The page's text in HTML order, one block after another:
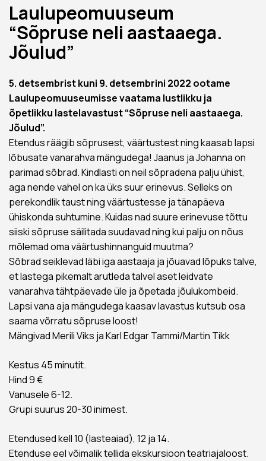
Laulupeomuuseum
“Sõpruse neli aastaaega.
Jõulud”
5. detsembrist kuni 9. detsembrini 2022 ootame
Laulupeomuuseumisse vaatama lustlikku ja
õpetlikku lastelavastust “Sõpruse neli aastaaega.
Jõulud”.
Etendus räägib sõprusest, väärtustest ning kaasab lapsi
lõbusate vanarahva mängudega! Jaanus ja Johanna on
parimad sõbrad. Kindlasti on neil sõpradena palju ühist,
aga nende vahel on ka üks suur erinevus. Selleks on
perekondlik taust ning väärtustesse ja tänapäeva
ühiskonda suhtumine. Kuidas nad suure erinevuse tõttu
siiski sõpruse säilitada suudavad ning kui palju on nõus
mõlemad oma väärtushinnanguid muutma?
Sõbrad seiklevad läbi iga aastaaja ja jõuavad lõpuks talve,
et lastega pikemalt arutleda talvel aset leidvate
vanarahva tähtpäevade üle ja õpetada jõulukombeid.
Lapsi vana aja mängudega kaasav lavastus kutsub osa
saama võrratu sõpruse loost!
Mängivad Merili Viks ja Karl Edgar Tammi/Martin Tikk
Kestus 45 minutit.
Hind 9 €
Vanusele 6-12.
Grupi suurus 20-30 inimest.
Etendused kell 10 (lasteaiad), 12 ja 14.
Etenduse eel võimalik tellida ekskursioon teatriajaloost.